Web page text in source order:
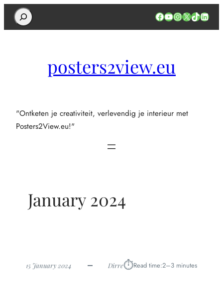
Search Facebook
YouTube
Instagram
X TikTok
posters2view.eu
"Ontketen je creativiteit, verlevendig je interieur met
Posters2View.eu!"
January 2024
15 January 2024 Dirre⏱︎Read time:2–3 minutes